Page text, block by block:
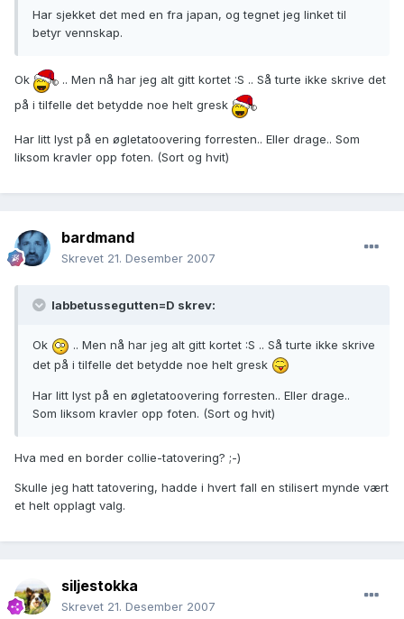
Har sjekket det med en fra japan, og tegnet jeg linket til
betyr vennskap.
Ok
.. Men nå har jeg alt gitt kortet :S .. Så turte ikke skrive det
på i tilfelle det betydde noe helt gresk
Har litt lyst på en øgletatoovering forresten.. Eller drage.. Som
liksom kravler opp foten. (Sort og hvit)
bardmand
Skrevet 21. Desember 2007
labbetussegutten=D skrev:
Ok
.. Men nå har jeg alt gitt kortet :S .. Så turte ikke skrive
det på i tilfelle det betydde noe helt gresk
Har litt lyst på en øgletatoovering forresten.. Eller drage..
Som liksom kravler opp foten. (Sort og hvit)
Hva med en border collie-tatovering? ;-)
Skulle jeg hatt tatovering, hadde i hvert fall en stilisert mynde vært
et helt opplagt valg.
siljestokka
Skrevet 21. Desember 2007